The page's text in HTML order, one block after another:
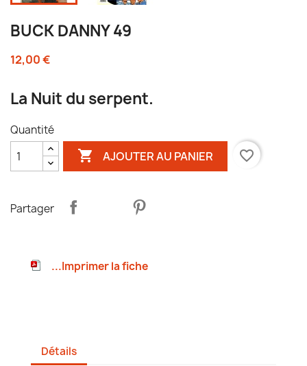
BUCK DANNY 49
12,00 €
La Nuit du serpent.
Quantité
 AJOUTER AU PANIER favorite_border
Partager
...Imprimer la fiche
Détails